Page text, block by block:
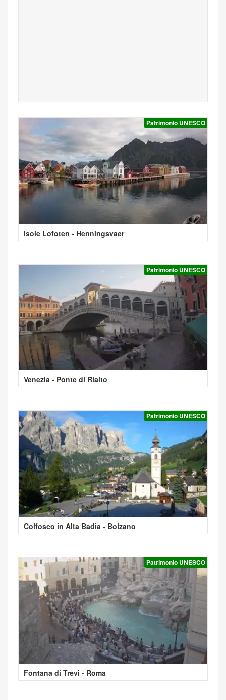
Patrimonio UNESCO
Isole Lofoten - Henningsvaer
Patrimonio UNESCO
Venezia - Ponte di Rialto
Patrimonio UNESCO
Colfosco in Alta Badia - Bolzano
Patrimonio UNESCO
Fontana di Trevi - Roma